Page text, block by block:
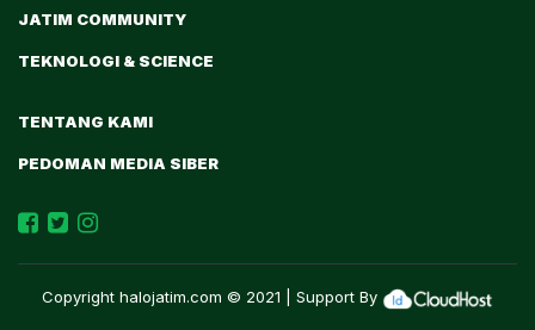
JATIM COMMUNITY
TEKNOLOGI & SCIENCE
TENTANG KAMI
PEDOMAN MEDIA SIBER
Copyright halojatim.com © 2021 | Support By